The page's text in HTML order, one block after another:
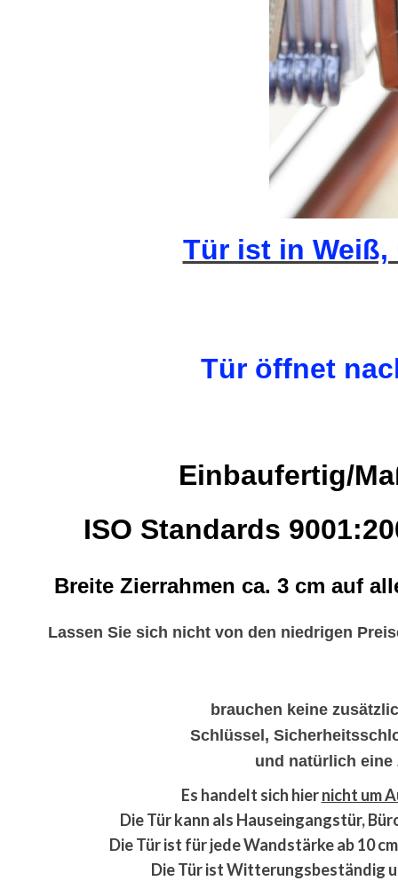
Tür ist in
Tür öffnet
Einbaufertig/
ISO Standards
Breite Zierrahmen ca. 3 cm auf
Lassen Sie sich nicht von den niedrigen
brauchen keine
Schlüssel,
und natürlich eine
Es handelt sich hiernicht um
Die Tür kann als Hauseingangstür,
Die Tür ist für jede Wandstärke ab 10
Die Tür ist Witterungsbeständig